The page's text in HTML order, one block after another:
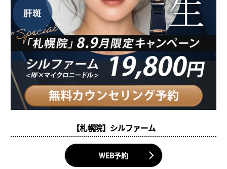
【札幌院】シルファーム
WEB予約